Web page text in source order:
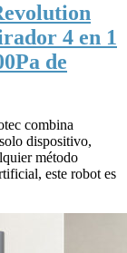
4 en 1
de
combina
dispositivo,
método
este robot es